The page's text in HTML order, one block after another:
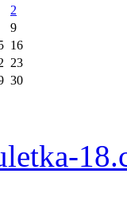
2
9
16
23
30